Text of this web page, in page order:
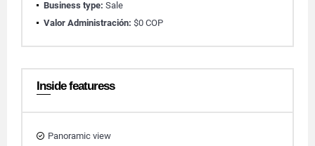
Business type: Sale
Valor Administración: $0 COP
Inside featuress
Panoramic view